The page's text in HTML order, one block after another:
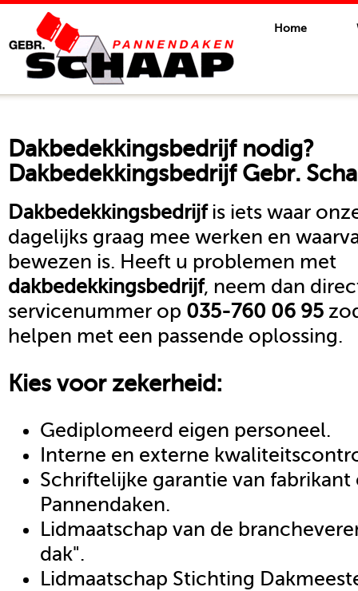
Home
Dakbedekkingsbedrijfnodig?
Dakbedekkingsbedrijf Gebr.
Dakbedekkingsbedrijfis iets waar
dagelijks graag mee werken en
bewezen is. Heeft u problemen met
dakbedekkingsbedrijf, neem dan
servicenummer op 035-760 06 95
helpen met een passende oplossing.
Kies voor zekerheid:
Gediplomeerd eigen personeel.
Interne en externe
Schriftelijke garantie van fabrikant
Pannendaken.
Lidmaatschap van de
dak".
Lidmaatschap Stichting